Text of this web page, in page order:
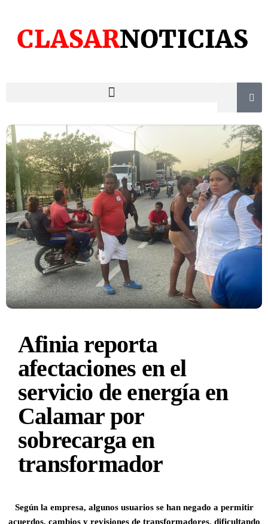
Afinia reporta
afectaciones en el
servicio de energía en
Calamar por
sobrecarga en
transformador
Según la empresa, algunos usuarios se han negado a permitir
acuerdos, cambios y revisiones de transformadores, dificultando